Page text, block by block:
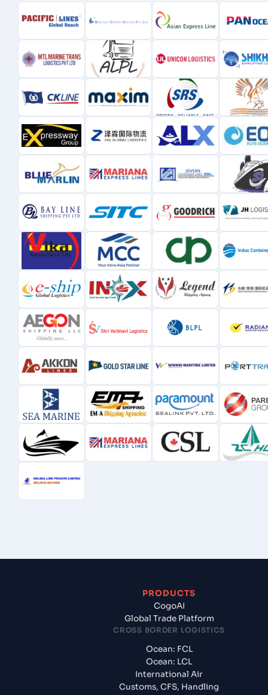
PRODUCTS
CogoAI
Global Trade Platform
CROSS BORDER LOGISTICS
Ocean: FCL
Ocean: LCL
International Air
Customs, CFS, Handling